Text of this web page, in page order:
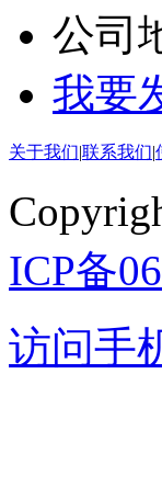
公司
我要
关于我们|联系我们|
ICP备
访问手